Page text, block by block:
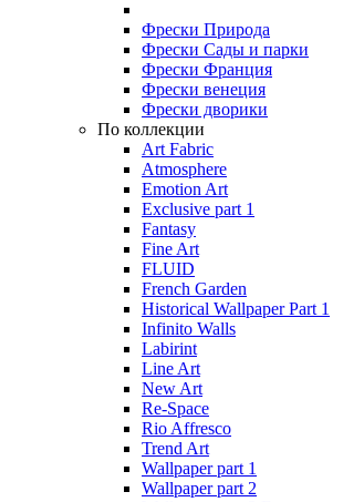
Фрески Природа
Фрески Сады и парки
Фрески Франция
Фрески венеция
Фрески дворики
По коллекции
Art Fabric
Atmosphere
Emotion Art
Exclusive part 1
Fantasy
Fine Art
FLUID
French Garden
Historical Wallpaper Part 1
Infinito Walls
Labirint
Line Art
New Art
Re-Space
Rio Affresco
Trend Art
Wallpaper part 1
Wallpaper part 2